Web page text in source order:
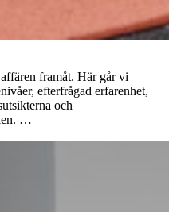
framåt. Här går vi
efterfrågad erfarenhet,
och
…